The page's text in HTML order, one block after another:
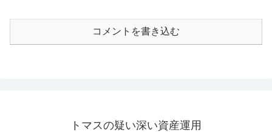
コメントを書き込む
トマスの疑い深い資産運用